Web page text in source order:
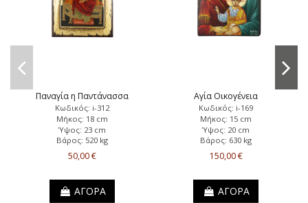
Παναγία η Παντάνασσα
Κωδικός: i-312
Μήκος: 18 cm
Ύψος: 23 cm
Βάρος: 520 kg
50,00 €
ΑΓΟΡΑ
Αγία Οικογένεια
Κωδικός: i-169
Μήκος: 15 cm
Ύψος: 20 cm
Βάρος: 630 kg
150,00 €
ΑΓΟΡΑ